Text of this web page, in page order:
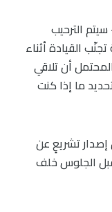
سيتم الترحيب
القيادة أثناء
أن تلاقي
ما إذا كنت
إصدار تشريعٍ عن
الجلوس خلف